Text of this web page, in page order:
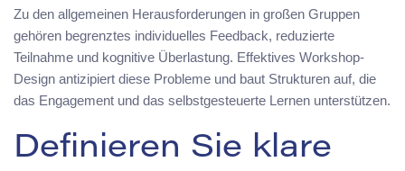
Zu den allgemeinen Herausforderungen in großen Gruppen
gehören begrenztes individuelles Feedback, reduzierte
Teilnahme und kognitive Überlastung. Effektives Workshop-
Design antizipiert diese Probleme und baut Strukturen auf, die
das Engagement und das selbstgesteuerte Lernen unterstützen.
Definieren Sie klare